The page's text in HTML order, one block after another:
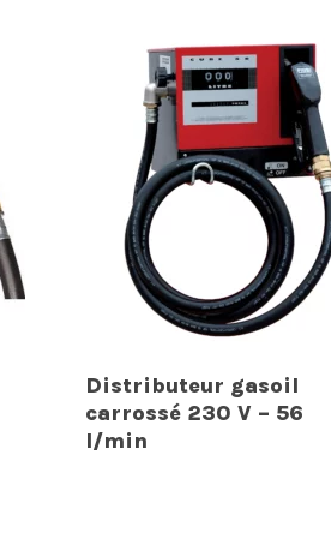
Distributeur gasoil
carrossé 230 V – 56
l/min